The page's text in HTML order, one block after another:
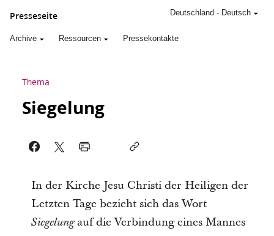
Presseseite
Archive Ressourcen Pressekontakte
Deutschland - Deutsch
Thema
Siegelung
In der Kirche Jesu Christi der Heiligen der
Letzten Tage bezieht sich das Wort
Siegelungauf die Verbindung eines Mannes